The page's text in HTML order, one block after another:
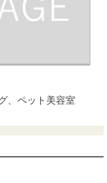
、ペット美容室